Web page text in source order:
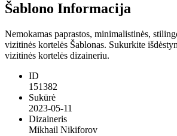
Šablono Informacija
Nemokamas paprastos, minimalistinės,
vizitinės kortelės Šablonas. Sukurkite
vizitinės kortelės dizaineriu.
ID
151382
Sukūrė
2023-05-11
Dizaineris
Mikhail Nikiforov